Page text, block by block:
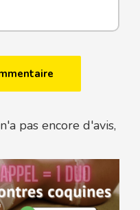
n'a pas encore d'avis,